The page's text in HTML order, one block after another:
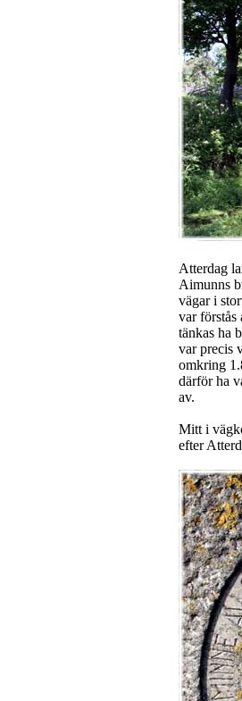
Atterdag
Aimunns
vägar i
var förstås
tänkas ha
var precis
omkring
därför ha
av.
Mitt i
efter